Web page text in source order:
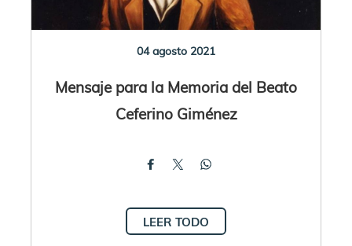
04 agosto 2021
Mensaje para la Memoria del Beato
Ceferino Giménez
LEER TODO